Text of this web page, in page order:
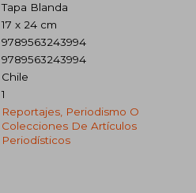
Tapa Blanda
17 x 24 cm
9789563243994
9789563243994
Chile
1
Reportajes, Periodismo O
Colecciones De Artículos
Periodísticos